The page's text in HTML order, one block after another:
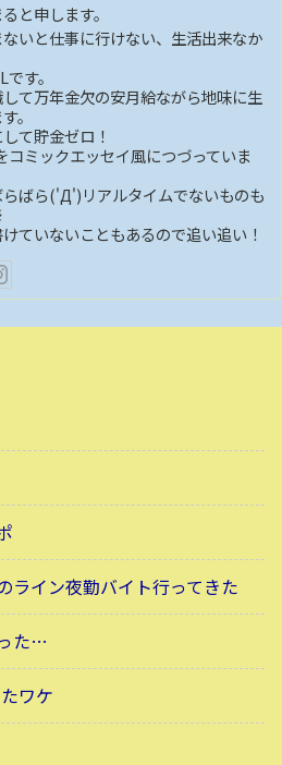
と申します。
いと仕事に行けない、生活出来なか
す。
て万年金欠の安月給ながら地味に生
。
て貯金ゼロ！
コミックエッセイ風につづっていま
ばら('Д')リアルタイムでないものも
ていないこともあるので追い追い！
ライン夜勤バイト行ってきた
た…
ワケ